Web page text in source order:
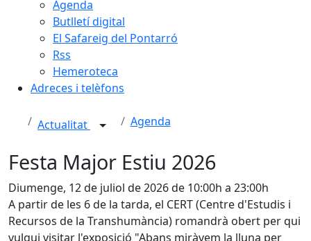
Agenda
Butlletí digital
El Safareig del Pontarró
Rss
Hemeroteca
Adreces i telèfons
Actualitat Agenda
Festa Major Estiu 2026
Diumenge, 12 de juliol de 2026 de 10:00h a 23:00h
A partir de les 6 de la tarda, el CERT (Centre d'Estudis i
Recursos de la Transhumància) romandrà obert per qui
vulgui visitar l'exposició "Abans miràvem la lluna per